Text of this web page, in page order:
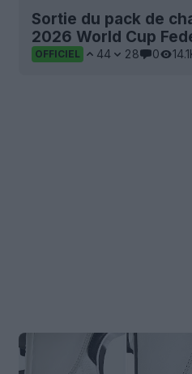
Sortie du pack de
2026 World Cup
OFFICIEL 44 28 0